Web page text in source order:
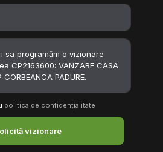
politica de confidențialitate
vizionare